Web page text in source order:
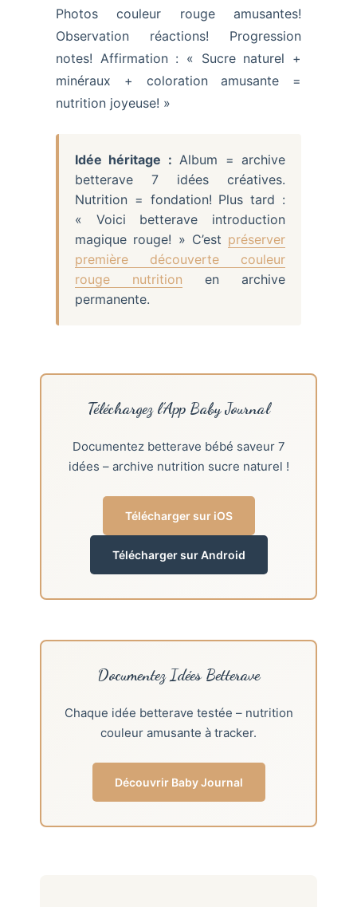
Photos couleur rouge amusantes!
Observation réactions! Progression
notes! Affirmation : « Sucre naturel +
minéraux + coloration amusante =
nutrition joyeuse! »
Idée héritage : Album = archive
betterave 7 idées créatives.
Nutrition = fondation! Plus tard :
« Voici betterave introduction
magique rouge! » C’est préserver
première découverte couleur
rouge nutrition en archive
permanente.
Téléchargez l’App Baby Journal
Documentez betterave bébé saveur 7
idées – archive nutrition sucre naturel !
Télécharger sur iOS
Télécharger sur Android
Documentez Idées Betterave
Chaque idée betterave testée – nutrition
couleur amusante à tracker.
Découvrir Baby Journal